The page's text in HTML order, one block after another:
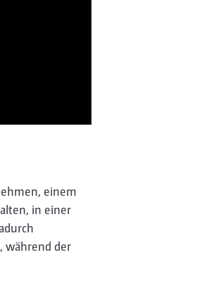
einem
in einer
während der